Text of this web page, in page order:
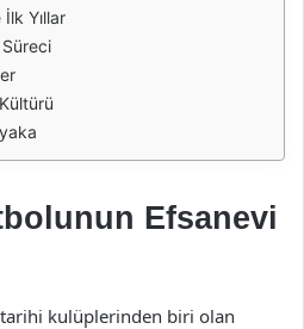
Yıllar
Efsanevi
kulüplerinden biri olan